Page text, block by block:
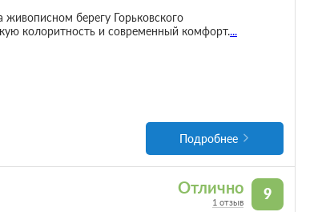
берегу Горьковского
колоритность и современный комфорт....
Подробнее
9
Отлично
1 отзыв